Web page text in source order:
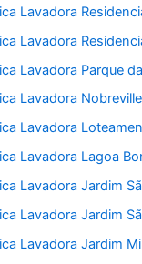
Lavadora
Lavadora
Lavadora Parque
Lavadora Nobreville
Lavadora
Lavadora Lagoa
Lavadora Jardim
Lavadora Jardim
Lavadora Jardim